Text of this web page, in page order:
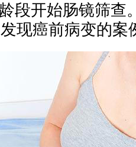
段开始肠镜筛查
现癌前病变的案